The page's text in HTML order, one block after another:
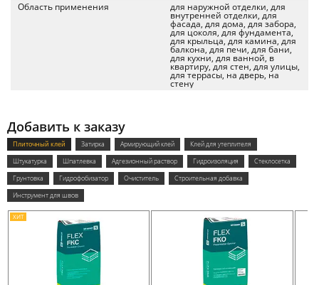
Область применения
для наружной отделки, для
внутренней отделки, для
фасада, для дома, для забора,
для цоколя, для фундамента,
для крыльца, для камина, для
балкона, для печи, для бани,
для кухни, для ванной, в
квартиру, для стен, для улицы,
для террасы, на дверь, на
стену
Добавить к заказу
Плиточный клей Затирка Армирующий клей
Клей для утеплителя
Штукатурка
Шпатлевка Адгезионный раствор Гидроизоляция
Стеклосетка
Грунтовка
Гидрофобизатор Очиститель
Строительная добавка
Инструмент для швов
ХИТ